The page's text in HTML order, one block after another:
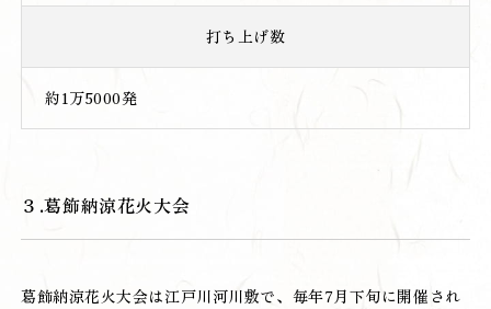
打ち上げ数
約1万5000発
３.葛飾納涼花火大会
葛飾納涼花火大会は江戸川河川敷で、毎年7月下旬に開催され